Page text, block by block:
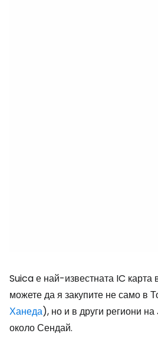
Suica е най-известната IC
можете да я закупите не само в
Ханеда), но и в други региони
около Сендай.